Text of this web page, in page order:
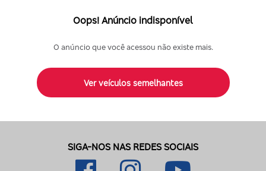
Oops! Anúncio indisponível
O anúncio que você acessou não existe mais.
Ver veículos semelhantes
SIGA-NOS NAS REDES SOCIAIS